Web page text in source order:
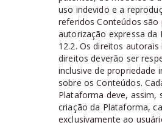
uso indevido e a
referidos Conteúdos
autorização expressa da
12.2. Os direitos
direitos deverão ser
inclusive de propriedade
sobre os Conteúdos.
Plataforma deve, assim,
criação da Plataforma,
exclusivamente ao